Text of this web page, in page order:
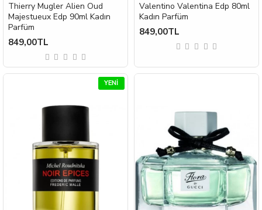
Thierry Mugler Alien Oud
Majestueux Edp 90ml Kadın
Parfüm
849,00TL
Valentino Valentina Edp 80ml
Kadın Parfüm
849,00TL
YENI